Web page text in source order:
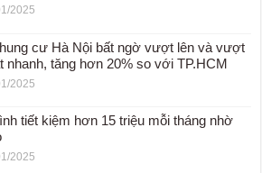
2025
cư Hà Nội bất ngờ vượt lên và vượt
nhanh, tăng hơn 20% so với TP.HCM
2025
tiết kiệm hơn 15 triệu mỗi tháng nhờ
2025